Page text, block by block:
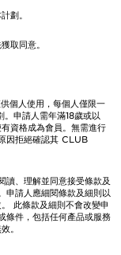
劃。
取同意。
個人使用，每個人僅限一
申請人需年滿18歲或以
資格成為會員。無需進行
因拒絕確認其 CLUB
讀、理解並同意接受條款及
請人應細閱條款及細則以
此條款及細則不會改變申
條件，包括任何產品或服務
。